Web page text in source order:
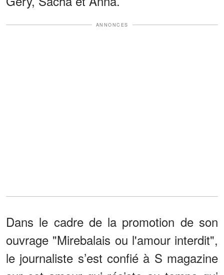
ANNONCES
Dans le cadre de la promotion de son
ouvrage "Mirebalais ou l'amour interdit",
le journaliste s’est confié à S magazine